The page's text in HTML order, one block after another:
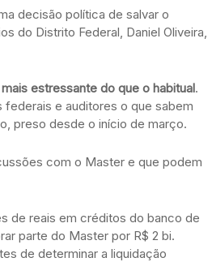
decisão política de salvar o
do Distrito Federal, Daniel Oliveira,
estressante do que o habitual.
e auditores o que sabem
preso desde o início de março.
com o Master e que podem
de reais em créditos do banco de
parte do Master por R$ 2 bi.
de determinar a liquidação